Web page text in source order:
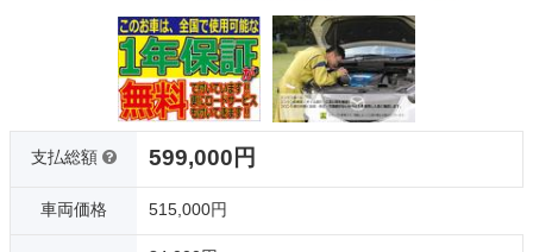
支払総額 599,000円
車両価格 515,000円